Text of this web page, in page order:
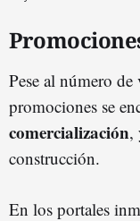
Pese al número
promociones se
comercialización,
construcción.
En los portales